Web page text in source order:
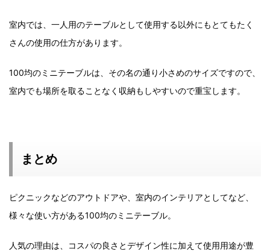
室内では、一人用のテーブルとして使用する以外にもとてもたく
さんの使用の仕方があります。
100均のミニテーブルは、その名の通り小さめのサイズですので、
室内でも場所を取ることなく収納もしやすいので重宝します。
まとめ
ピクニックなどのアウトドアや、室内のインテリアとしてなど、
様々な使い方がある100均のミニテーブル。
人気の理由は、コスパの良さとデザイン性に加えて使用用途が豊